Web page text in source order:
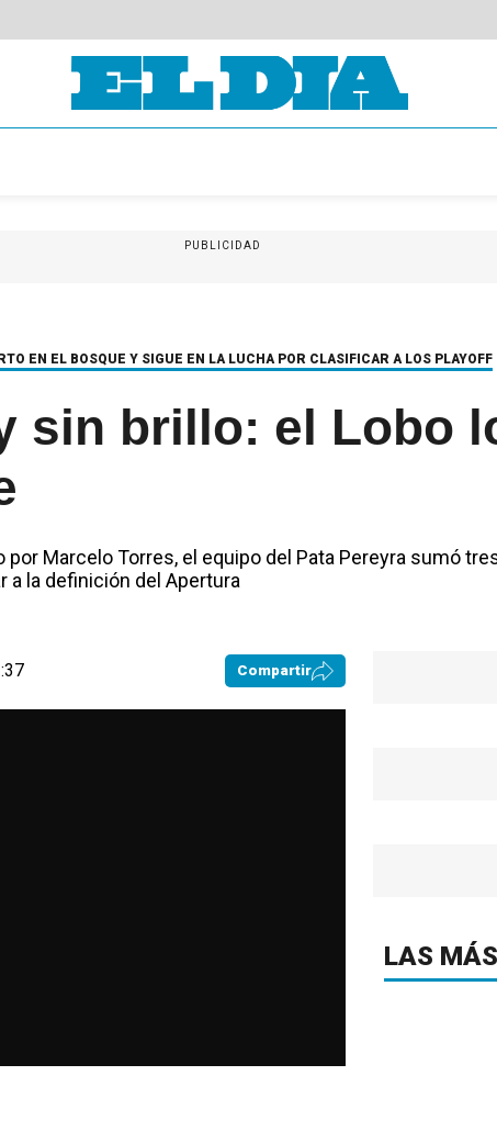
PUBLICIDAD
EN EL BOSQUE Y SIGUE EN LA LUCHA POR CLASIFICAR A LOS PLAYOFF
sin brillo: el Lobo
Marcelo Torres, el equipo del Pata Pereyra sumó
a la definición del Apertura
Compartir
LAS